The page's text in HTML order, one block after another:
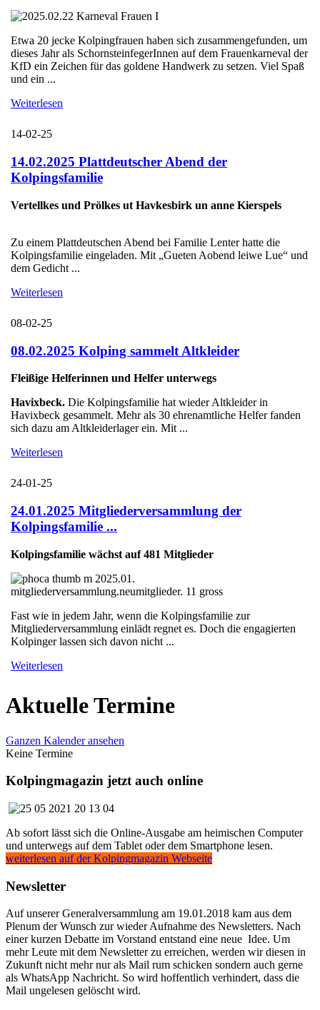
Etwa 20 jecke Kolpingfrauen haben sich zusammengefunden, um
dieses Jahr als SchornsteinfegerInnen auf dem Frauenkarneval der
KfD ein Zeichen für das goldene Handwerk zu setzen. Viel Spaß
und ein ...
Weiterlesen
14-02-25
14.02.2025 Plattdeutscher Abend der
Kolpingsfamilie
Vertellkes und Prölkes ut Havkesbirk un anne Kierspels
Zu einem Plattdeutschen Abend bei Familie Lenter hatte die
Kolpingsfamilie eingeladen. Mit „Gueten Aobend leiwe Lue“ und
dem Gedicht ...
Weiterlesen
08-02-25
08.02.2025 Kolping sammelt Altkleider
Fleißige Helferinnen und Helfer unterwegs
Havixbeck. Die Kolpingsfamilie hat wieder Altkleider in
Havixbeck gesammelt. Mehr als 30 ehrenamtliche Helfer fanden
sich dazu am Altkleiderlager ein. Mit ...
Weiterlesen
24-01-25
24.01.2025 Mitgliederversammlung der
Kolpingsfamilie ...
Kolpingsfamilie wächst auf 481 Mitglieder
Fast wie in jedem Jahr, wenn die Kolpingsfamilie zur
Mitgliederversammlung einlädt regnet es. Doch die engagierten
Kolpinger lassen sich davon nicht ...
Weiterlesen
Aktuelle Termine
Ganzen Kalender ansehen
Keine Termine
Kolpingmagazin jetzt auch online
Ab sofort lässt sich die Online-Ausgabe am heimischen Computer
und unterwegs auf dem Tablet oder dem Smartphone lesen.
weiterlesen auf der Kolpingmagazin Webseite
Newsletter
Auf unserer Generalversammlung am 19.01.2018 kam aus dem
Plenum der Wunsch zur wieder Aufnahme des Newsletters. Nach
einer kurzen Debatte im Vorstand entstand eine neue Idee. Um
mehr Leute mit dem Newsletter zu erreichen, werden wir diesen in
Zukunft nicht mehr nur als Mail rum schicken sondern auch gerne
als WhatsApp Nachricht. So wird hoffentlich verhindert, dass die
Mail ungelesen gelöscht wird.